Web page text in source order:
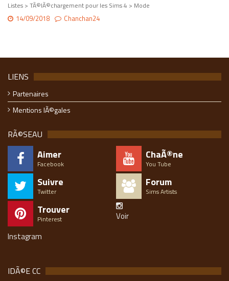
Listes > TÃ©lÃ©chargement pour les Sims 4 > Mode
14/09/2018 Chanchan24
LIENS
Partenaires
Mentions lÃ©gales
RÃ©SEAU
Aimer
Facebook
ChaÃ®ne
You Tube
Suivre
Twitter
Forum
Sims Artists
Trouver
Pinterest
Voir
Instagram
IDÃ©E CC